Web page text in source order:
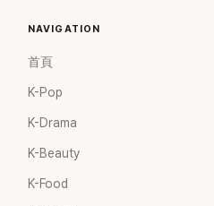
NAVIGATION
首頁
K-Pop
K-Drama
K-Beauty
K-Food